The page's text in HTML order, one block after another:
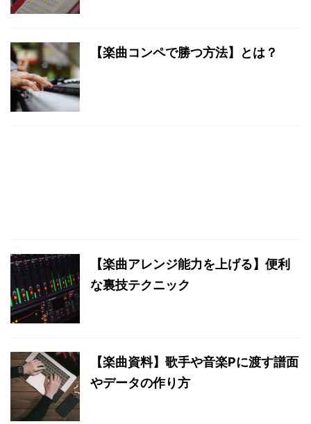
【楽曲コンペで勝つ方法】とは？
【楽曲アレンジ能力を上げる】便利
な裏技テクニック
【楽曲資料】歌手や音楽Pに渡す譜面
やデータの作り方